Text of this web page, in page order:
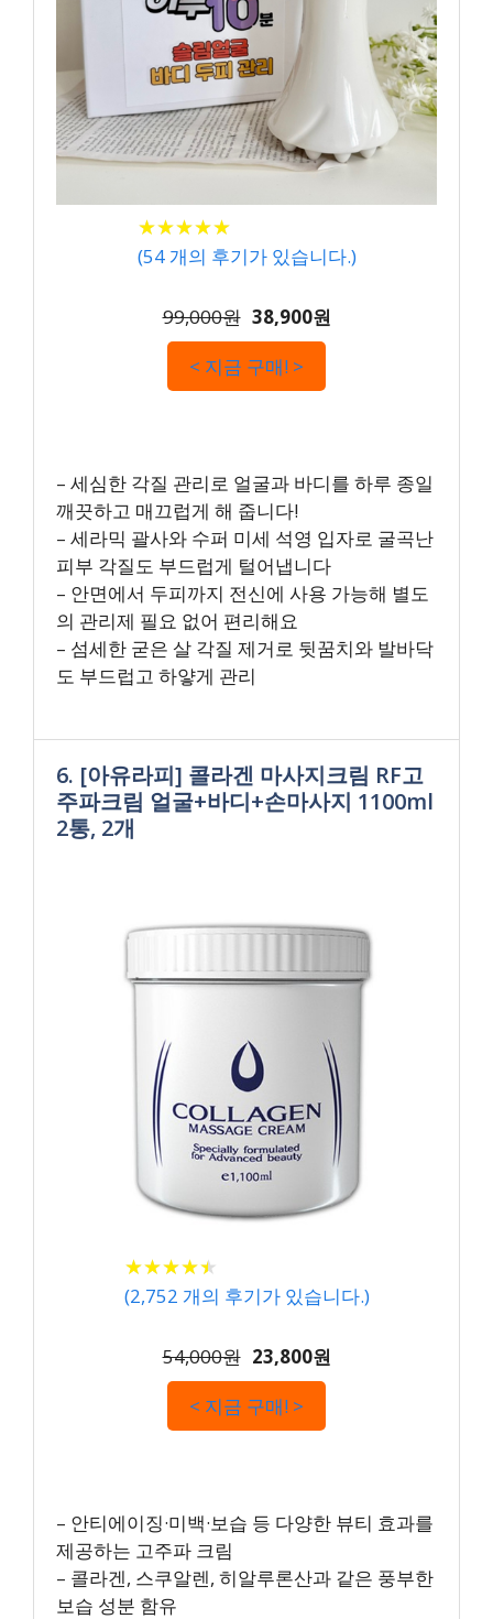
★★★★★
★★★★★
(54개의 후기가 있습니다.)
99,000원 38,900원
< 지금 구매! >
– 세심한 각질 관리로 얼굴과 바디를 하루 종일
깨끗하고 매끄럽게 해 줍니다!
– 세라믹 괄사와 수퍼 미세 석영 입자로 굴곡난
피부 각질도 부드럽게 털어냅니다
– 안면에서 두피까지 전신에 사용 가능해 별도
의 관리제 필요 없어 편리해요
– 섬세한 굳은 살 각질 제거로 뒷꿈치와 발바닥
도 부드럽고 하얗게 관리
6. [아유라피] 콜라겐 마사지크림 RF고
주파크림 얼굴+바디+손마사지 1100ml
2통, 2개
★★★★★
★★★★★
(2,752 개의 후기가 있습니다.)
54,000원 23,800원
< 지금 구매! >
– 안티에이징·미백·보습 등 다양한 뷰티 효과를
제공하는 고주파 크림
– 콜라겐, 스쿠알렌, 히알루론산과 같은 풍부한
보습 성분 함유